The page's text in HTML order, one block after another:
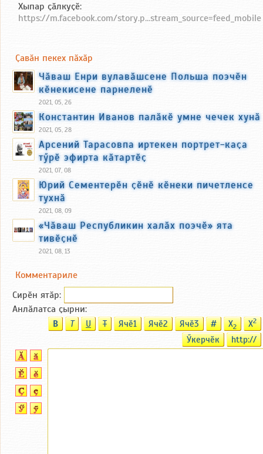
Хыпар ҫӑлкуҫӗ:
https://m.facebook.com/story.p...stream_source=feed_mobile
Ҫавӑн пекех пӑхӑр
Чӑваш Енри вулавӑшсене Польша поэчӗн
кӗнекисене парнеленӗ
2021, 05, 26
Константин Иванов палӑкӗ умне чечек хунӑ
2021, 05, 28
Арсений Тарасовпа иртекен портрет-каҫа
тӳрӗ эфирта кӑтартӗҫ
2021, 07, 08
Юрий Сементерӗн ҫӗнӗ кӗнеки пичетленсе
тухнӑ
2021, 08, 09
«Чӑваш Республикин халӑх поэчӗ» ята
тивӗҫнӗ
2021, 08, 13
Комментариле
Сирӗн ятӑp:
Анлӑлатса ҫырни:
B T U T Ячӗ1 Ячӗ2 Ячӗ3 # X2 X2
Ӳкерчӗк http://